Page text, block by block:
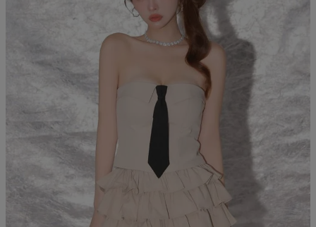
ANIER.
Veautt
Andy
アウター
ランジェリー
水着